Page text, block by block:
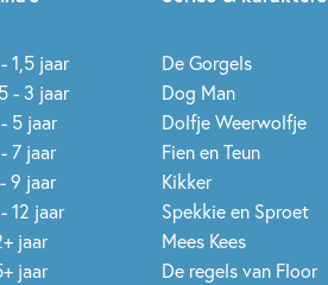
1,5 jaar
- 3 jaar
5 jaar
7 jaar
9 jaar
12 jaar
jaar
jaar
De Gorgels
Dog Man
Dolfje Weerwolfje
Fien en Teun
Kikker
Spekkie en Sproet
Mees Kees
De regels van Floor